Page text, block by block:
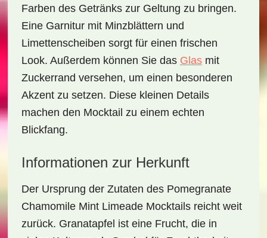
Farben des Getränks zur Geltung zu bringen.
Eine Garnitur mit Minzblättern und
Limettenscheiben sorgt für einen frischen
Look. Außerdem können Sie das Glasmit
Zuckerrand versehen, um einen besonderen
Akzent zu setzen. Diese kleinen Details
machen den Mocktail zu einem echten
Blickfang.
Informationen zur Herkunft
Der Ursprung der Zutaten des Pomegranate
Chamomile Mint Limeade Mocktailsreicht weit
zurück. Granatapfel ist eine Frucht, die in